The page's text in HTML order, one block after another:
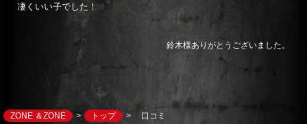
凄くいい子でした！
鈴木様ありがとうございました。
ZONE ＆ZONE トップ 口コミ